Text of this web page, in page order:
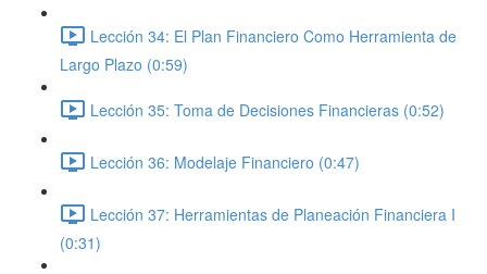
Lección 34: El Plan Financiero Como Herramienta de
Largo Plazo (0:59)
Lección 35: Toma de Decisiones Financieras (0:52)
Lección 36: Modelaje Financiero (0:47)
Lección 37: Herramientas de Planeación Financiera I
(0:31)